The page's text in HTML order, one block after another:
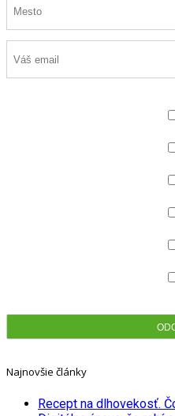
Najnovšie články
Recept na dlhovekosť.